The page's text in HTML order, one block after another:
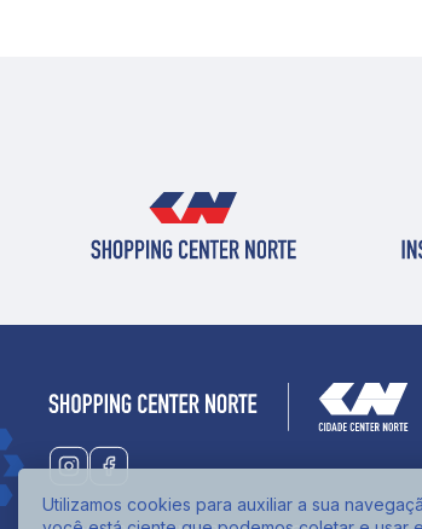
Utilizamos cookies para auxiliar a sua